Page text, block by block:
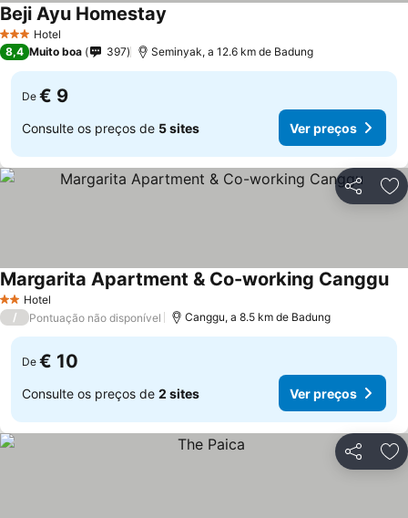
3 EstrelasHotel
Beji Ayu Homestay
8,4 Muito boa 397 Seminyak, a 12.6 km de Badung
De € 9
Consulte os preços de 5 sites Ver preços
Partilhar
2 Estrelas
Hotel
Margarita Apartment & Co-working Canggu
/ Pontuação não disponível Canggu, a 8.5 km de Badung
De € 10
Consulte os preços de 2 sites Ver preços
Partilhar